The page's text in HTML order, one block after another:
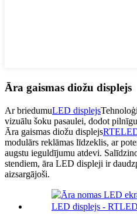
Āra gaismas diožu displejs
Ar briedumuLED displejs
vizuālu šoku pasaulei, dodot
Āra gaismas diožu displejs
modulārs reklāmas līdzeklis, ar
augstu ieguldījumu atdevi.
stendiem, āra LED displeji ir
aizsargājoši.